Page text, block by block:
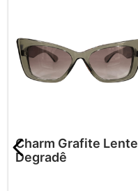
Charm Grafite Lente
Degradê